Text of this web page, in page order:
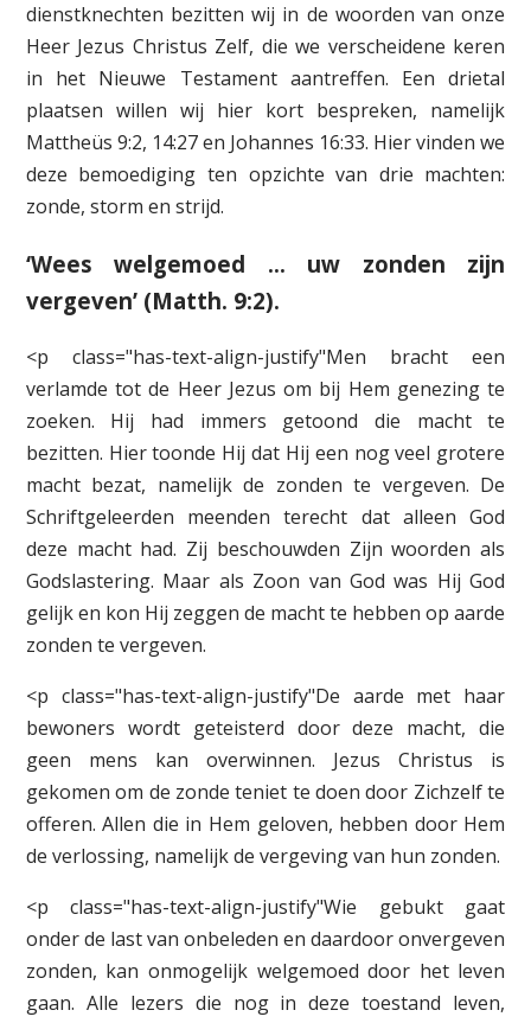
dienstknechten bezitten wij in de woorden van onze
Heer Jezus Christus Zelf, die we verscheidene keren
in het Nieuwe Testament aantreffen. Een drietal
plaatsen willen wij hier kort bespreken, namelijk
Mattheüs 9:2, 14:27 en Johannes 16:33. Hier vinden we
deze bemoediging ten opzichte van drie machten:
zonde, storm en strijd.
‘Wees welgemoed … uw zonden zijn
vergeven’ (Matth. 9:2).
<p class="has-text-align-justify"Men bracht een
verlamde tot de Heer Jezus om bij Hem genezing te
zoeken. Hij had immers getoond die macht te
bezitten. Hier toonde Hij dat Hij een nog veel grotere
macht bezat, namelijk de zonden te vergeven. De
Schriftgeleerden meenden terecht dat alleen God
deze macht had. Zij beschouwden Zijn woorden als
Godslastering. Maar als Zoon van God was Hij God
gelijk en kon Hij zeggen de macht te hebben op aarde
zonden te vergeven.
<p class="has-text-align-justify"De aarde met haar
bewoners wordt geteisterd door deze macht, die
geen mens kan overwinnen. Jezus Christus is
gekomen om de zonde teniet te doen door Zichzelf te
offeren. Allen die in Hem geloven, hebben door Hem
de verlossing, namelijk de vergeving van hun zonden.
<p class="has-text-align-justify"Wie gebukt gaat
onder de last van onbeleden en daardoor onvergeven
zonden, kan onmogelijk welgemoed door het leven
gaan. Alle lezers die nog in deze toestand leven,